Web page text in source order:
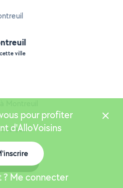
ville
pour profiter
d'AlloVoisins
? Me connecter